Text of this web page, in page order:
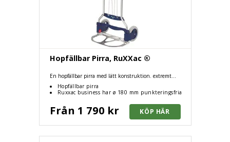
Hopfällbar Pirra, RuXXac ®
En hopfällbar pirra med lätt konstruktion. extremt
Hopfällbar pirra
Ruxxac business har ø 180 mm punkteringsfria
Från 1 790 kr